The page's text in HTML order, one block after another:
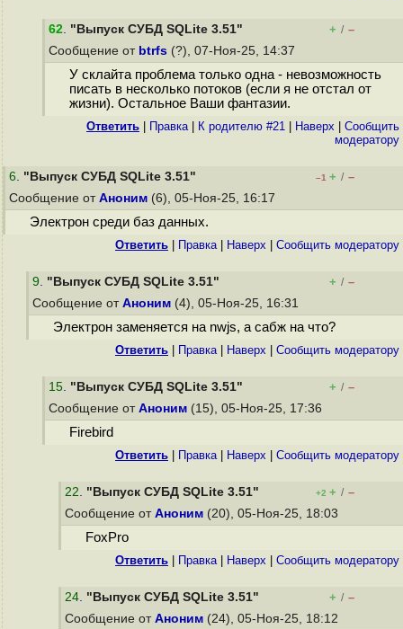
62. "Выпуск СУБД SQLite 3.51" + / –
Сообщение от btrfs (?), 07-Ноя-25, 14:37
У склайта проблема только одна - невозможность
писать в несколько потоков (если я не отстал от
жизни). Остальное Ваши фантазии.
Ответить Правка| К родителю #21 Наверх
Cообщить
модератору
6. "Выпуск СУБД SQLite 3.51" –1 + / –
Сообщение от Аноним (6), 05-Ноя-25, 16:17
Электрон среди баз данных.
Ответить Правка| Наверх Cообщить модератору
9. "Выпуск СУБД SQLite 3.51" + / –
Сообщение от Аноним (4), 05-Ноя-25, 16:31
Электрон заменяется на nwjs, а сабж на что?
Ответить Правка| Наверх Cообщить модератору
15. "Выпуск СУБД SQLite 3.51" + / –
Сообщение от Аноним (15), 05-Ноя-25, 17:36
Firebird
Ответить Правка| Наверх Cообщить модератору
22. "Выпуск СУБД SQLite 3.51" +2 + / –
Сообщение от Аноним (20), 05-Ноя-25, 18:03
FoxPro
Ответить Правка| Наверх Cообщить модератору
24. "Выпуск СУБД SQLite 3.51" + / –
Сообщение от Аноним (24), 05-Ноя-25, 18:12